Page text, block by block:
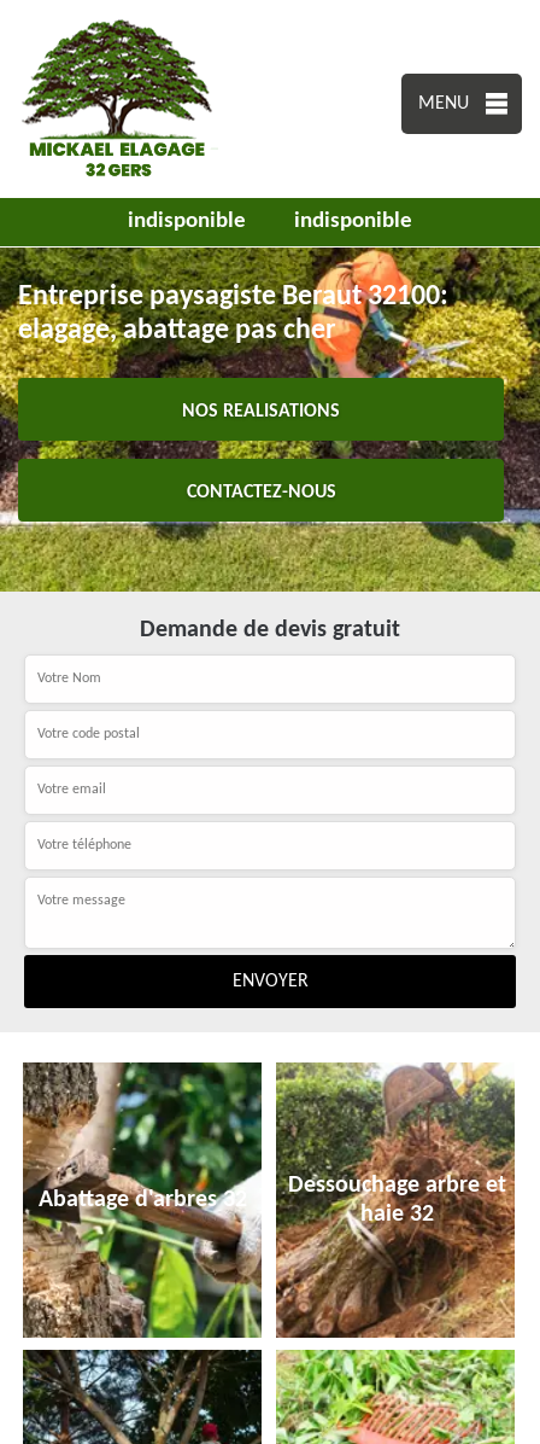
MENU
indisponible indisponible
Entreprise paysagiste Beraut 32100:
elagage, abattage pas cher
NOS REALISATIONS
CONTACTEZ-NOUS
Demande de devis gratuit
Abattage d'arbres 32
Dessouchage arbre et
haie 32